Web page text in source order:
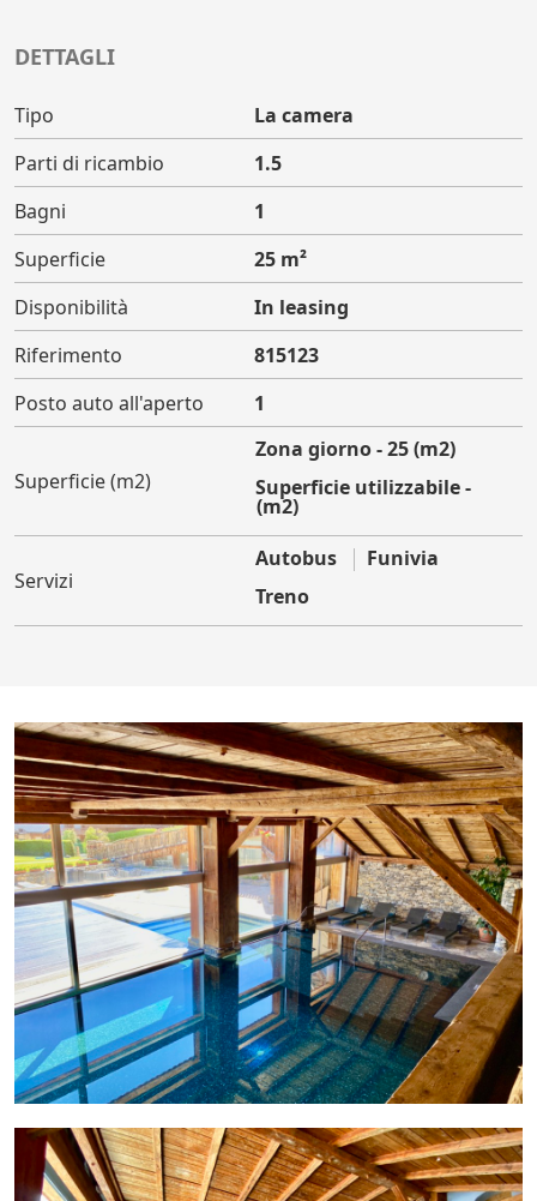
DETTAGLI
Tipo
La camera
Parti di ricambio
1.5
Bagni
1
Superficie
25 m²
Disponibilità
In leasing
Riferimento
815123
Posto auto all'aperto
1
Superficie (m2)
Zona giorno - 25 (m2)
Superficie utilizzabile -
25 (m2)
Servizi
Autobus
Funivia
Treno